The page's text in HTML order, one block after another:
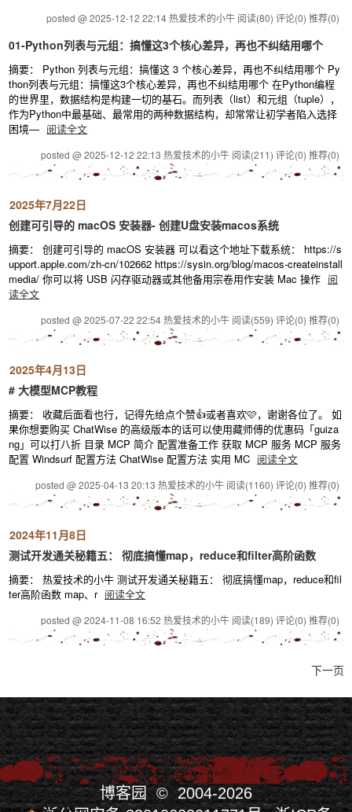
posted @ 2025-12-12 22:14 热爱技术的小牛 阅读(80) 评论(0) 推荐(0)
01-Python列表与元组：搞懂这3个核心差异，再也不纠结用哪个
摘要： Python 列表与元组：搞懂这 3 个核心差异，再也不纠结用哪个 Py
thon列表与元组：搞懂这3个核心差异，再也不纠结用哪个 在Python编程
的世界里，数据结构是构建一切的基石。而列表（list）和元组（tuple），
作为Python中最基础、最常用的两种数据结构，却常常让初学者陷入选择
困境— 阅读全文
posted @ 2025-12-12 22:13 热爱技术的小牛 阅读(211) 评论(0) 推荐(0)
2025年7月22日
创建可引导的 macOS 安装器- 创建U盘安装macos系统
摘要： 创建可引导的 macOS 安装器 可以看这个地址下载系统： https://s
upport.apple.com/zh-cn/102662 https://sysin.org/blog/macos-createinstall
media/ 你可以将 USB 闪存驱动器或其他备用宗卷用作安装 Mac 操作 阅
读全文
posted @ 2025-07-22 22:54 热爱技术的小牛 阅读(559) 评论(0) 推荐(0)
2025年4月13日
# 大模型MCP教程
摘要： 收藏后面看也行，记得先给点个赞👍或者喜欢🩷，谢谢各位了。 如
果你想要购买 ChatWise 的高级版本的话可以使用藏师傅的优惠码「guiza
ng」可以打八折 目录 MCP 简介 配置准备工作 获取 MCP 服务 MCP 服务
配置 Windsurf 配置方法 ChatWise 配置方法 实用 MC 阅读全文
posted @ 2025-04-13 20:13 热爱技术的小牛 阅读(1160) 评论(0) 推荐(0)
2024年11月8日
测试开发通关秘籍五： 彻底搞懂map，reduce和filter高阶函数
摘要： 热爱技术的小牛 测试开发通关秘籍五： 彻底搞懂map，reduce和fil
ter高阶函数 map、r 阅读全文
posted @ 2024-11-08 16:52 热爱技术的小牛 阅读(189) 评论(0) 推荐(0)
下一页
博客园 © 2004-2026